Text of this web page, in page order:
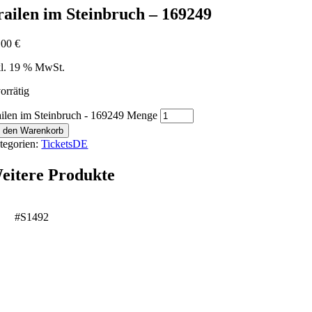
im Steinbruch – 169249
€
19 % MwSt.
im Steinbruch - 169249 Menge
den Warenkorb
TicketsDE
Produkte
#S1492